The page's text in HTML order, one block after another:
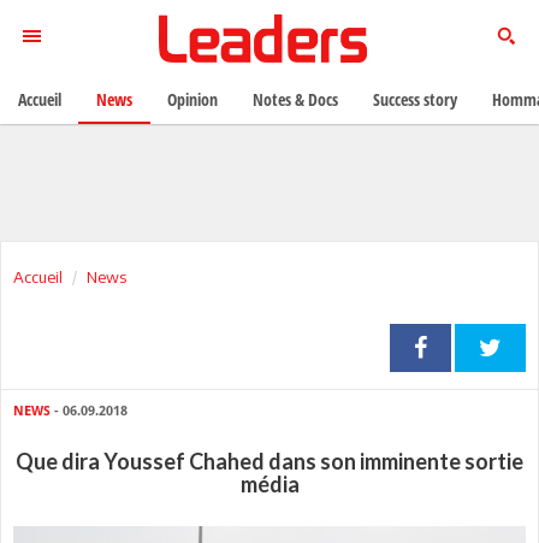
Accueil News
NEWS - 06.09.2018
Que dira Youssef Chahed dans son imminente sortie
média
Accueil News Opinion Notes & Docs Success story